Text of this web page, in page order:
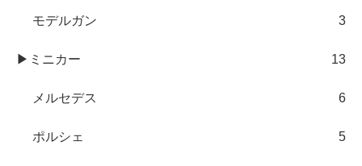
モデルガン 3
▶ミニカー 13
メルセデス 6
ポルシェ 5